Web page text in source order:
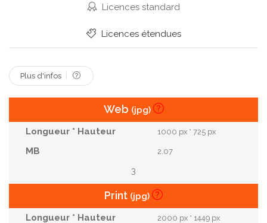
Mains Bracelet
Ouvrir Peau
Licences standard
Licences étendues
Plus d'infos
Web (jpg)
1000 px * 725 px
2.07
3
Print (jpg)
2000 px * 1449 px